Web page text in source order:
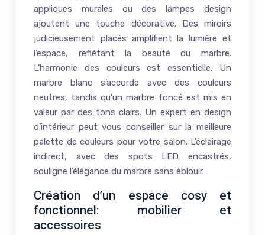
appliques murales ou des lampes design
ajoutent une touche décorative. Des miroirs
judicieusement placés amplifient la lumière et
l’espace, reflétant la beauté du marbre.
L’harmonie des couleurs est essentielle. Un
marbre blanc s’accorde avec des couleurs
neutres, tandis qu’un marbre foncé est mis en
valeur par des tons clairs. Un expert en design
d’intérieur peut vous conseiller sur la meilleure
palette de couleurs pour votre salon. L’éclairage
indirect, avec des spots LED encastrés,
souligne l’élégance du marbre sans éblouir.
Création d’un espace cosy et
fonctionnel: mobilier et
accessoires